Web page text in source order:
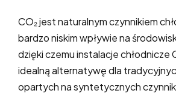
CO₂ jest naturalnym czynnikiem
bardzo niskim wpływie na
dzięki czemu instalacje chłodnicze
idealną alternatywę dla
opartych na syntetycznych